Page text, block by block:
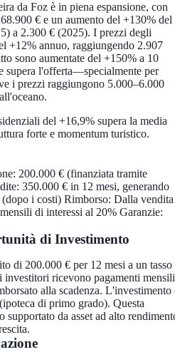
da Foz è in piena espansione, con
€ e un aumento del +130% del
a 2.300 € (2025). I prezzi degli
+12% annuo, raggiungendo 2.907
sono aumentate del +150% a 10
supera l'offerta—specialmente per
i prezzi raggiungono 5.000–6.000
del +16,9% supera la media
forte e momentum turistico.
200.000 € (finanziata tramite
350.000 € in 12 mesi, generando
i costi) Rimborso: Dalla vendita
di interessi al 20% Garanzie:
di Investimento
di 200.000 € per 12 mesi a un tasso
investitori ricevono pagamenti mensili
alla scadenza. L'investimento
di primo grado). Questa
da asset ad alto